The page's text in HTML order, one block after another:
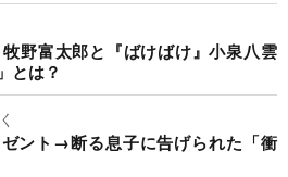
野富太郎と『ばけばけ』小泉八雲
とは？
ント→断る息子に告げられた「衝